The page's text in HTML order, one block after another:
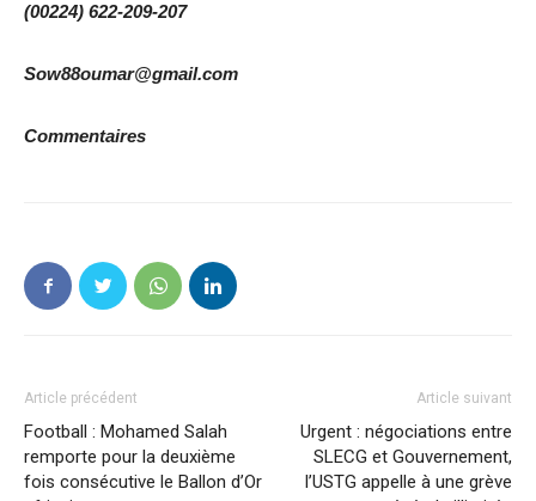
(00224) 622-209-207
Sow88oumar@gmail.com
Commentaires
Article précédent
Football : Mohamed Salah
remporte pour la deuxième
fois consécutive le Ballon d’Or
Article suivant
Urgent : négociations entre
SLECG et Gouvernement,
l’USTG appelle à une grève